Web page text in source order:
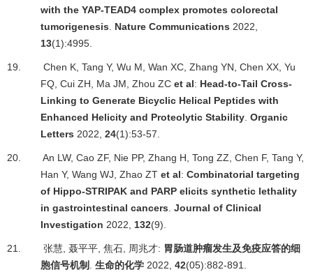
with the YAP-TEAD4 complex promotes colorectal
tumorigenesis. Nature Communications 2022,
13(1):4995.
19.
Chen K, Tang Y, Wu M, Wan XC, Zhang YN, Chen XX, Yu
FQ, Cui ZH, Ma JM, Zhou ZC et al: Head-to-Tail Cross-
Linking to Generate Bicyclic Helical Peptides with
Enhanced Helicity and Proteolytic Stability. Organic
Letters 2022, 24(1):53-57.
20.
An LW, Cao ZF, Nie PP, Zhang H, Tong ZZ, Chen F, Tang Y,
Han Y, Wang WJ, Zhao ZT et al: Combinatorial targeting
of Hippo-STRIPAK and PARP elicits synthetic lethality
in gastrointestinal cancers. Journal of Clinical
Investigation 2022, 132(9).
21. 张慧, 聂平平, 焦石, 周兆才: 胃肠道肿瘤发生及免疫应答的细
胞信号机制 . 生命的化学 2022, 42(05):882-891.